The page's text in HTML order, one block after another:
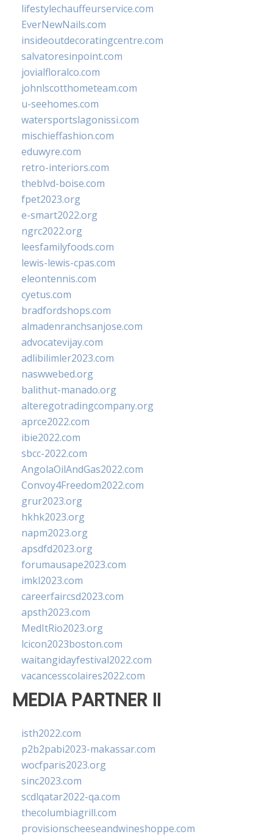
lifestylechauffeurservice.com
EverNewNails.com
insideoutdecoratingcentre.com
salvatoresinpoint.com
jovialfloralco.com
johnlscotthometeam.com
u-seehomes.com
watersportslagonissi.com
mischieffashion.com
eduwyre.com
retro-interiors.com
theblvd-boise.com
fpet2023.org
e-smart2022.org
ngrc2022.org
leesfamilyfoods.com
lewis-lewis-cpas.com
eleontennis.com
cyetus.com
bradfordshops.com
almadenranchsanjose.com
advocatevijay.com
adlibilimler2023.com
naswwebed.org
balithut-manado.org
alteregotradingcompany.org
aprce2022.com
ibie2022.com
sbcc-2022.com
AngolaOilAndGas2022.com
Convoy4Freedom2022.com
grur2023.org
hkhk2023.org
napm2023.org
apsdfd2023.org
forumausape2023.com
imkl2023.com
careerfaircsd2023.com
apsth2023.com
MedItRio2023.org
lcicon2023boston.com
waitangidayfestival2022.com
vacancesscolaires2022.com
MEDIA PARTNER II
isth2022.com
p2b2pabi2023-makassar.com
wocfparis2023.org
sinc2023.com
scdlqatar2022-qa.com
thecolumbiagrill.com
provisionscheeseandwineshoppe.com